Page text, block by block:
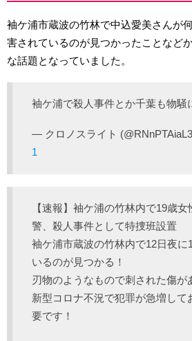
袖ケ浦市蔵波の竹林で中込愛美さんが
害されているのが見つかったことなど
な話題となっていました。
袖ケ浦で殺人事件とか千葉も物騒
— クロノスライト
1
【速報】袖ケ浦の竹林内で19歳
警、殺人事件として特捜班設置
袖ケ浦市蔵波の竹林内で12日夜に
いるのが見つかる！
刃物のようなもので刺された傷が
新型コロナ不況で犯罪が急増して
要です！